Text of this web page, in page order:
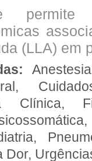
permite
(LLA) em
Clínica,
Dor,